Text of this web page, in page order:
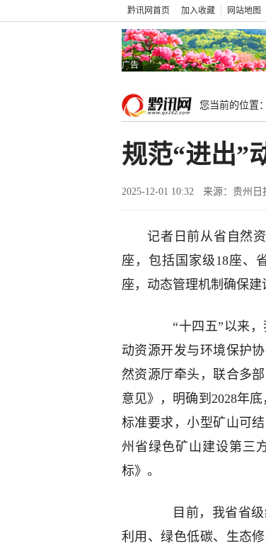
黔讯网首页 加入收藏 网站地图
广告
您当前的位置：
规范“进出”
2025-12-01 10:32 来源：贵州日
记者日前从省自然
座，包括国家级18座、
座，动态管理机制确保建
“十四五”以来，
动资源开发与环境保护
然资源厅牵头，联合多
意见》，明确到2028年
标准要求，小型矿山可
州省绿色矿山建设第三
标》。
目前，我省省级
利用、绿色低碳、生态